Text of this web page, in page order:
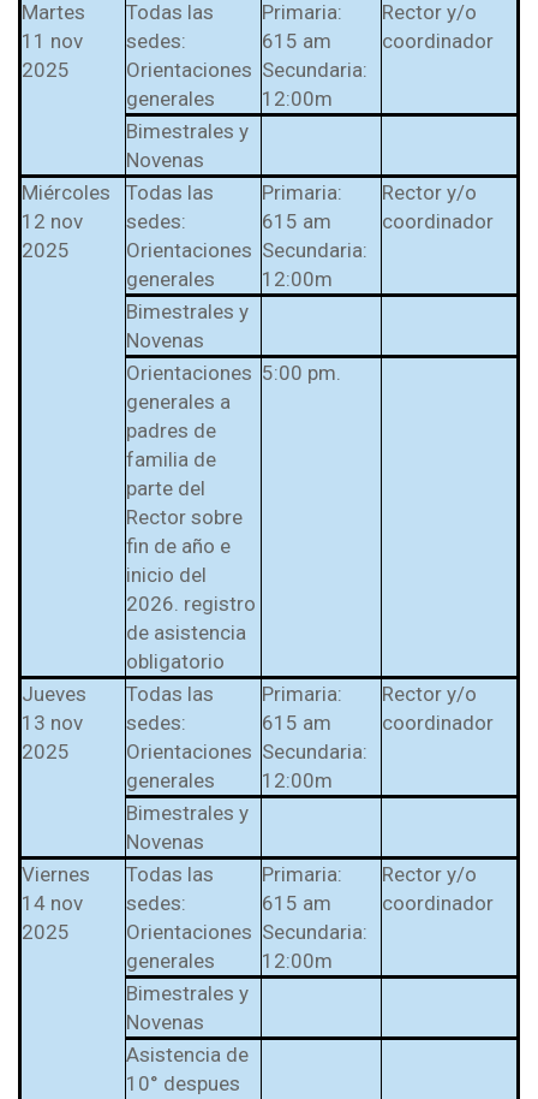
Prest-Math para
docentes
Quiero Saber
Martes
11 nov
2025
Todas las
sedes:
Orientaciones
generales
Primaria:
615 am
Secundaria:
12:00m
Rector y/o
coordinador
Bimestrales y
Novenas
Miércoles
12 nov
2025
Todas las
sedes:
Orientaciones
generales
Primaria:
615 am
Secundaria:
12:00m
Rector y/o
coordinador
Bimestrales y
Novenas
Orientaciones
generales a
padres de
familia de
parte del
Rector sobre
fin de año e
inicio del
2026. registro
de asistencia
obligatorio
5:00 pm.
Jueves
13 nov
2025
Todas las
sedes:
Orientaciones
generales
Primaria:
615 am
Secundaria:
12:00m
Rector y/o
coordinador
Bimestrales y
Novenas
Viernes
14 nov
2025
Todas las
sedes:
Orientaciones
generales
Primaria:
615 am
Secundaria:
12:00m
Rector y/o
coordinador
Bimestrales y
Novenas
Asistencia de
10° despues